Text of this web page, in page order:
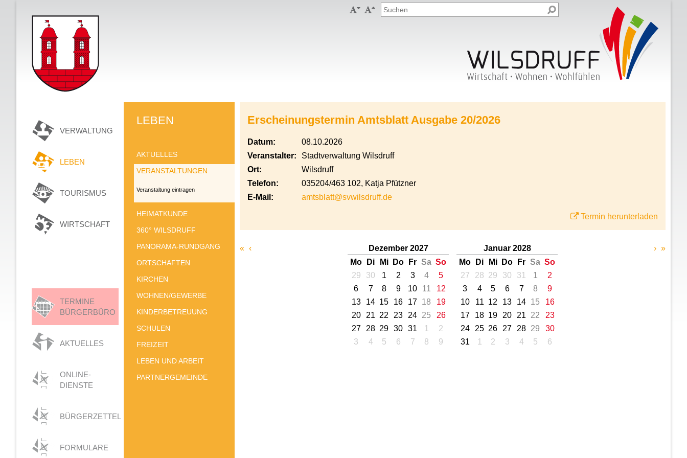
 
VERWALTUNG
LEBEN
TOURISMUS
WIRTSCHAFT
TERMINE
BÜRGERBÜRO
AKTUELLES
ONLINE-
DIENSTE
BÜRGERZETTEL
FORMULARE
LEBEN
AKTUELLES
VERANSTALTUNGEN
Veranstaltung eintragen
HEIMATKUNDE
360° WILSDRUFF
PANORAMA-RUNDGANG
ORTSCHAFTEN
KIRCHEN
WOHNEN/GEWERBE
KINDERBETREUUNG
SCHULEN
FREIZEIT
LEBEN UND ARBEIT
PARTNERGEMEINDE
Erscheinungstermin Amtsblatt Ausgabe 20/2026
Datum:
08.10.2026
Veranstalter:
Stadtverwaltung Wilsdruff
Ort:
Wilsdruff
Telefon:
035204/463 102, Katja Pfützner
E-Mail:
amtsblatt@svwilsdruff.de
Termin herunterladen
« ‹
Dezember 2027
Mo
Di Mi Do Fr Sa So
29
30 1 2 3 4
5
6
7 8 9 10 11
12
13
14 15 16 17 18
19
20
21 22 23 24 25
26
27
28 29 30 31 1
2
3
4 5 6 7 8 9
Januar 2028
Mo
Di Mi Do Fr Sa So
27
28 29 30 31 1
2
3
4 5 6 7 8
9
10
11 12 13 14 15
16
17
18 19 20 21 22
23
24
25 26 27 28 29
30
31
1 2 3 4 5 6
› »